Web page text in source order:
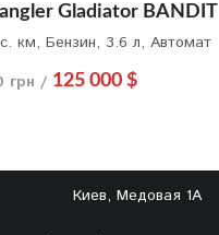
Gladiator BANDIT
км, Бензин, 3.6 л, Автомат
грн / 125 000 $
Киев, Медовая 1А